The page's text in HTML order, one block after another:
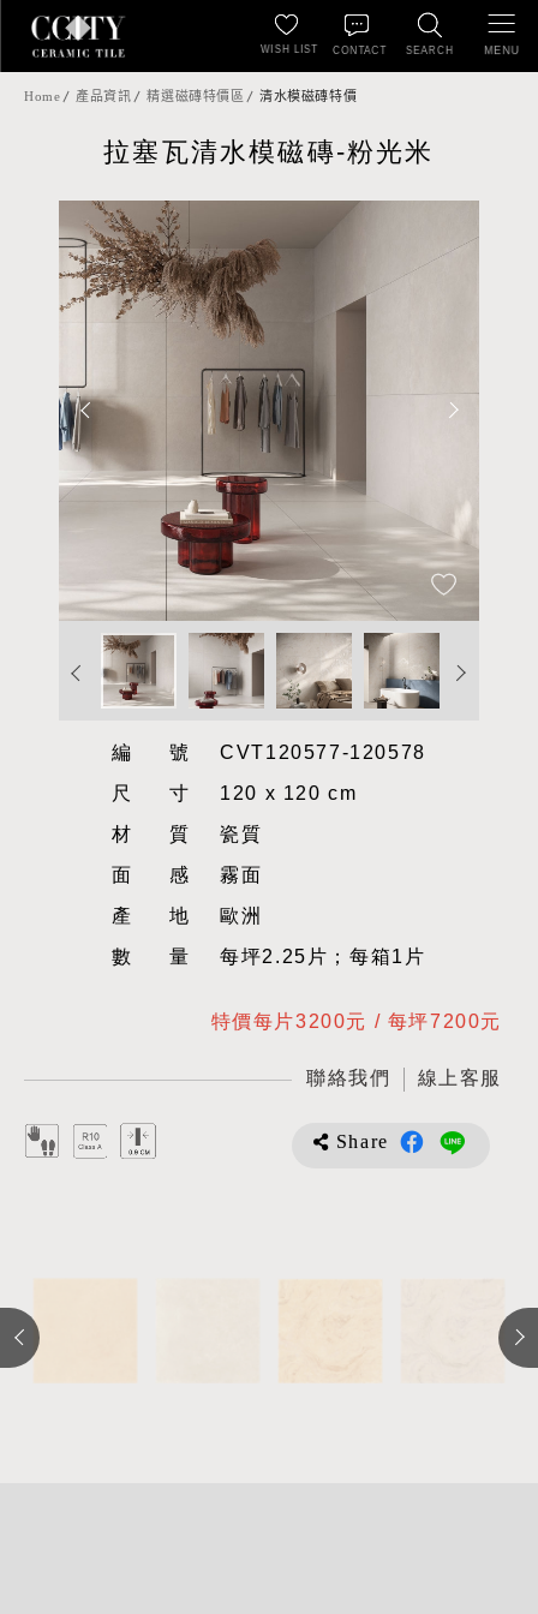
SEARCH
WISH LIST CONTACT MENU
Home 產品資訊 精選磁磚特價區 清水模磁磚特價
拉塞瓦清水模磁磚-粉光米
編號CVT120577-120578
尺寸120 x 120 cm
材質瓷質
面感霧面
產地歐洲
數量每坪2.25片；每箱1片
特價每片3200元 / 每坪7200元
聯絡我們 線上客服
Share